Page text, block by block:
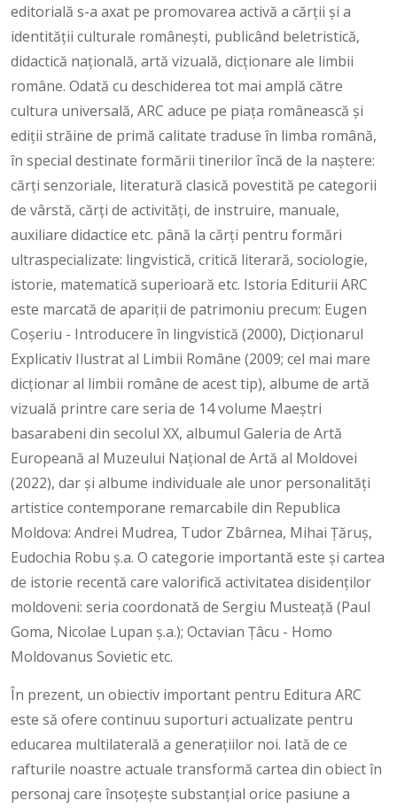
editorială s-a axat pe promovarea activă a cărţii şi a
identităţii culturale româneşti, publicând beletristică,
didactică naţională, artă vizuală, dicţionare ale limbii
române. Odată cu deschiderea tot mai amplă către
cultura universală, ARC aduce pe piaţa românească şi
ediţii străine de primă calitate traduse în limba română,
în special destinate formării tinerilor încă de la naştere:
cărţi senzoriale, literatură clasică povestită pe categorii
de vârstă, cărţi de activităţi, de instruire, manuale,
auxiliare didactice etc. până la cărţi pentru formări
ultraspecializate: lingvistică, critică literară, sociologie,
istorie, matematică superioară etc. Istoria Editurii ARC
este marcată de apariţii de patrimoniu precum: Eugen
Coşeriu - Introducere în lingvistică (2000), Dicționarul
Explicativ Ilustrat al Limbii Române (2009; cel mai mare
dicționar al limbii române de acest tip), albume de artă
vizuală printre care seria de 14 volume Maeştri
basarabeni din secolul XX, albumul Galeria de Artă
Europeană al Muzeului Naţional de Artă al Moldovei
(2022), dar şi albume individuale ale unor personalităţi
artistice contemporane remarcabile din Republica
Moldova: Andrei Mudrea, Tudor Zbârnea, Mihai Ţăruş,
Eudochia Robu ş.a. O categorie importantă este şi cartea
de istorie recentă care valorifică activitatea disidenţilor
moldoveni: seria coordonată de Sergiu Musteaţă (Paul
Goma, Nicolae Lupan ş.a.); Octavian Ţâcu - Homo
Moldovanus Sovietic etc.
În prezent, un obiectiv important pentru Editura ARC
este să ofere continuu suporturi actualizate pentru
educarea multilaterală a generaţiilor noi. Iată de ce
rafturile noastre actuale transformă cartea din obiect în
personaj care însoţeşte substanţial orice pasiune a